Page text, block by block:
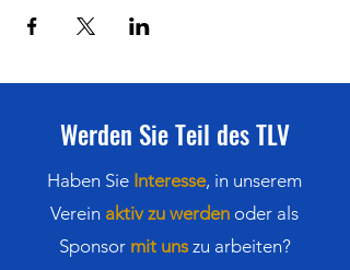
Werden Sie Teil des TLV
Haben Sie Interesse, in unserem
Verein aktiv zu werden oder als
Sponsor mit unszu arbeiten?